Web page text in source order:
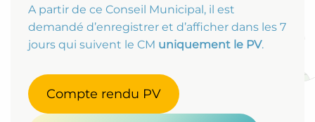
A partir de ce Conseil Municipal, il est
demandé d’enregistrer et d’afficher dans les 7
jours qui suivent le CM uniquement le PV.
Compte rendu PV